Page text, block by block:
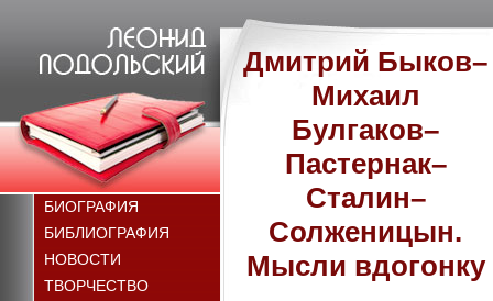
БИОГРАФИЯ
БИБЛИОГРАФИЯ
НОВОСТИ
ТВОРЧЕСТВО
Дмитрий Быков–
Михаил
Булгаков–
Пастернак–
Сталин–
Солженицын.
Мысли вдогонку